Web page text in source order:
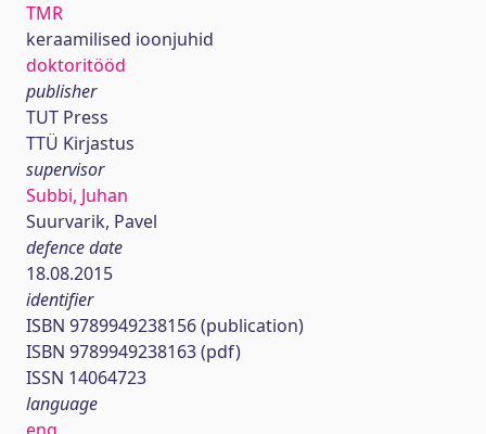
TMR
keraamilised ioonjuhid
doktoritööd
publisher
TUT Press
TTÜ Kirjastus
supervisor
Subbi, Juhan
Suurvarik, Pavel
defence date
18.08.2015
identifier
ISBN 9789949238156 (publication)
ISBN 9789949238163 (pdf)
ISSN 14064723
language